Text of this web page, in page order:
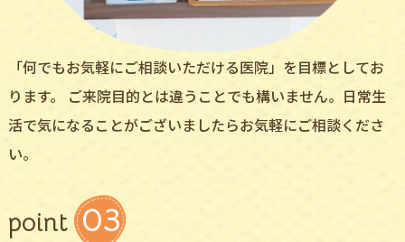
「何でもお気軽にご相談いただける医院」を目標としてお
ります。 ご来院目的とは違うことでも構いません。日常生
活で気になることがございましたらお気軽にご相談くださ
い。
point 03